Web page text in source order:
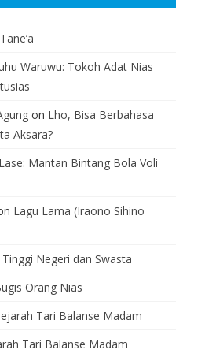
Waruwu: Tokoh Adat Nias
on Lho, Bisa Berbahasa
Aksara?
Mantan Bintang Bola Voli
Lagu Lama (Iraono Sihino
Negeri dan Swasta
Orang Nias
Tari Balanse Madam
Tari Balanse Madam